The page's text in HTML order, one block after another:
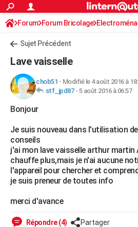
ACTUALITÉS
Politique
Société
Faits Divers
Education
Monde
Villes
+
FINANCE
Retraite
Impôts
Epargne
Immobilier
Risques naturels par ville
Banque
Assurance
Crédit
AUTO
Essais
Réserver un essai
Citadines
Berlines
SUV
Forum auto
+HIGH-TECH
Mobiles
Meilleur smartphone
Internet
Ordinateurs
Jeux vidéo
Guide high-tech
+BRICOLAGE
Forum
Aménagement intérieur
Extérieur
Cuisine
Salle de bains
Jardinage
Rangement
WEEK-END
Guides de France
Escapades
Patrimoine
Expositions
Musées
Week-end nature
+LIFESTYLE
Art de vivre
Bien-être
Loisirs
Modes de vie
SANTE
Alimentation
Guide de la santé
Maladies
Médicaments
Sommeil
VOYAGE
S'inscrire
Connexion
Forum Forum Bricolage
Sujet Précédent
Lave vaisselle
chob51 - Modifié le 4 août 2016 à
stf_jpd87- 5 août 2016 à 06:57
Bonjour
Je suis nouveau dans l'utilisation
conseils
j'ai mon lave vaisselle arthur martin
chauffe plus,mais je n'ai aucune
l'appareil pour chercher et
je suis preneur de toutes info
merci d'avance
Répondre (4) Partager